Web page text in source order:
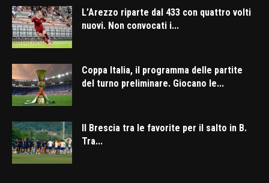
L’Arezzo riparte dal 433 con quattro volti
nuovi. Non convocati i...
Coppa Italia, il programma delle partite
del turno preliminare. Giocano le...
Il Brescia tra le favorite per il salto in B.
Tra...